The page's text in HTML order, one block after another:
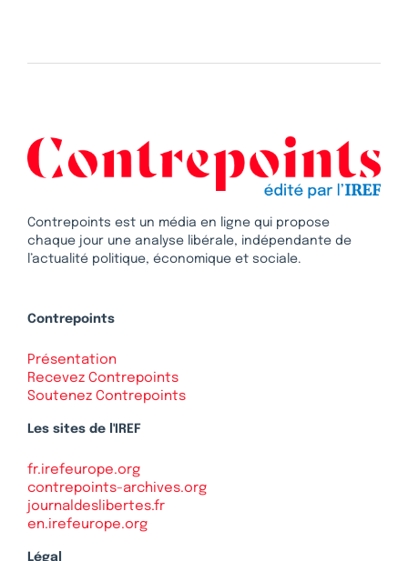
Contrepoints est un média en ligne qui propose
chaque jour une analyse libérale, indépendante de
l’actualité politique, économique et sociale.
Contrepoints
Présentation
Recevez Contrepoints
Soutenez Contrepoints
Les sites de l'IREF
fr.irefeurope.org
contrepoints-archives.org
journaldeslibertes.fr
en.irefeurope.org
Légal